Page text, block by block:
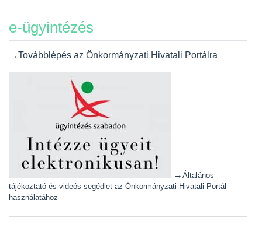
e-ügyintézés
→Továbblépés az Önkormányzati Hivatali Portálra
→ Általános
tájékoztató és videós segédlet az Önkormányzati Hivatali Portál
használatához